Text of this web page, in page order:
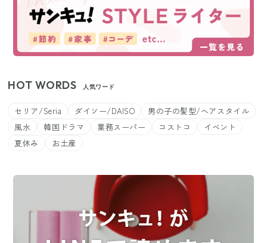
HOT WORDS 人気ワード
セリア/Seria ダイソー/DAISO
男の子の髪型/ヘアスタイル
風水
韓国ドラマ 業務スーパー コストコ
イベント
夏休み
お土産